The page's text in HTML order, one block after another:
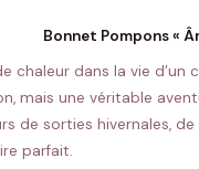
Bonnet Pompons «
dans la vie d’un
mais une véritable
de sorties hivernales,
parfait.